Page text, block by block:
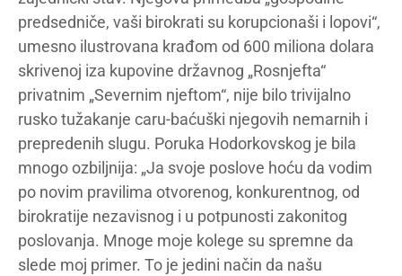
predsedniče, vaši birokrati su korupcionaši i lopovi“,
umesno ilustrovana krađom od 600 miliona dolara
skrivenoj iza kupovine državnog „Rosnjefta“
privatnim „Severnim njeftom“, nije bilo trivijalno
rusko tužakanje caru-baćuški njegovih nemarnih i
prepredenih slugu. Poruka Hodorkovskog je bila
mnogo ozbiljnija: „Ja svoje poslove hoću da vodim
po novim pravilima otvorenog, konkurentnog, od
birokratije nezavisnog i u potpunosti zakonitog
poslovanja. Mnoge moje kolege su spremne da
slede moj primer. To je jedini način da našu